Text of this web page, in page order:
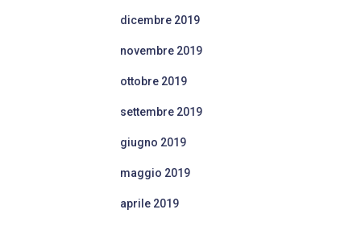
dicembre 2019
novembre 2019
ottobre 2019
settembre 2019
giugno 2019
maggio 2019
aprile 2019